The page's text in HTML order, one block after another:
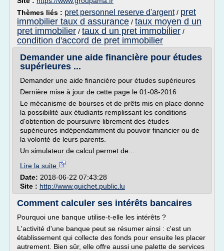
Thèmes liés : pret personnel reserve d'argent/ pret
immobilier taux d assurance / taux moyen d un
pret immobilier / taux d un pret immobilier /
condition d'accord de pret immobilier
Demander une aide financière pour études
supérieures ...
Demander une aide financière pour études supérieures
Dernière mise à jour de cette page le 01-08-2016
Le mécanisme de bourses et de prêts mis en place donne
la possibilité aux étudiants remplissant les conditions
d'obtention de poursuivre librement des études
supérieures indépendamment du pouvoir financier ou de
la volonté de leurs parents.
Un simulateur de calcul permet de...
Lire la suite
Date: 2018-06-22 07:43:28
Site : http://www.guichet.public.lu
Comment calculer ses intérêts bancaires
Pourquoi une banque utilise-t-elle les intérêts ?
L'activité d'une banque peut se résumer ainsi : c'est un
établissement qui collecte des fonds pour ensuite les placer
autrement. Bien sûr, elle offre aussi une palette de services